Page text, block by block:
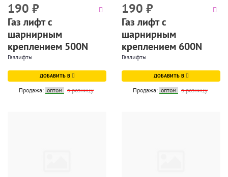
190 ₽
Газ лифт с
шарнирным
креплением 500N
Газлифты
ДОБАВИТЬ В
Продажа: оптом в розницу
190 ₽
Газ лифт с
шарнирным
креплением 600N
Газлифты
ДОБАВИТЬ В
Продажа: оптом в розницу